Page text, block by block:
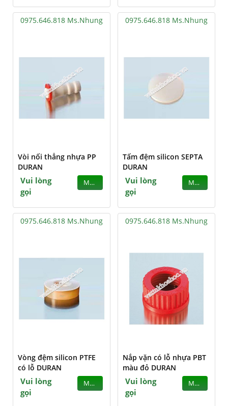
0975.646.818 Ms.Nhung
Vòi nối thẳng nhựa PP
DURAN
Vui lòng
gọi
MUA
0975.646.818 Ms.Nhung
Tấm đệm silicon SEPTA
DURAN
Vui lòng
gọi
MUA
0975.646.818 Ms.Nhung
Vòng đệm silicon PTFE
có lỗ DURAN
Vui lòng
gọi
MUA
0975.646.818 Ms.Nhung
Nắp vặn có lỗ nhựa PBT
màu đỏ DURAN
Vui lòng
gọi
MUA